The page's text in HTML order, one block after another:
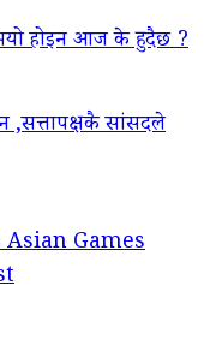
होइन आज के हुदैछ ?
,सत्तापक्षकै सांसदले
Games